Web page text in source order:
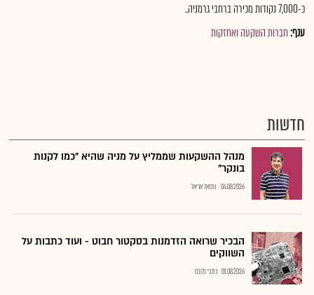
כ-7,000 נקודות מכירה ברחבי גרמניה..
ענף:חברות השקעה ואחזקות
חדשות
מנהל ההשקעות שממליץ על מניה שהיא "כמו לקנות
בונקר"
04.08.2026 נתנאל אריאל
הבכיר שרואה הזדמנות בסקטור חבוט - ועוד כתבות על
השווקים
01.08.2026 כתבי גלובס